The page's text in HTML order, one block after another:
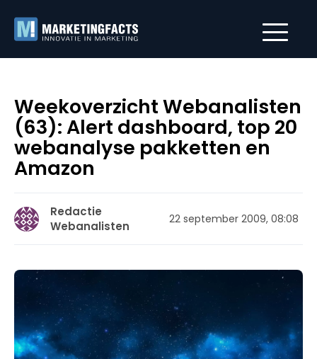
Weekoverzicht Webanalisten
(63): Alert dashboard, top 20
webanalyse pakketten en
Amazon
Redactie
Webanalisten
22 september 2009, 08:08